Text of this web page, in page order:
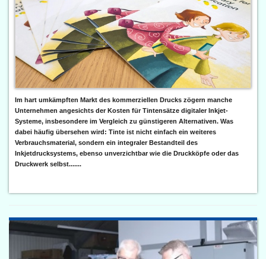
Im hart umkämpften Markt des kommerziellen Drucks zögern manche
Unternehmen angesichts der Kosten für Tintensätze digitaler Inkjet-
Systeme, insbesondere im Vergleich zu günstigeren Alternativen. Was
dabei häufig übersehen wird: Tinte ist nicht einfach ein weiteres
Verbrauchsmaterial, sondern ein integraler Bestandteil des
Inkjetdrucksystems, ebenso unverzichtbar wie die Druckköpfe oder das
Druckwerk selbst.......